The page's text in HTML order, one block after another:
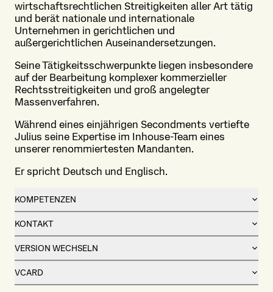
wirtschaftsrechtlichen Streitigkeiten aller Art tätig
und berät nationale und internationale
Unternehmen in gerichtlichen und
außergerichtlichen Auseinandersetzungen.
Seine Tätigkeitsschwerpunkte liegen insbesondere
auf der Bearbeitung komplexer kommerzieller
Rechtsstreitigkeiten und groß angelegter
Massenverfahren.
Während eines einjährigen Secondments vertiefte
Julius seine Expertise im Inhouse-Team eines
unserer renommiertesten Mandanten.
Er spricht Deutsch und Englisch.
KOMPETENZEN
KONTAKT
VERSION WECHSELN
VCARD